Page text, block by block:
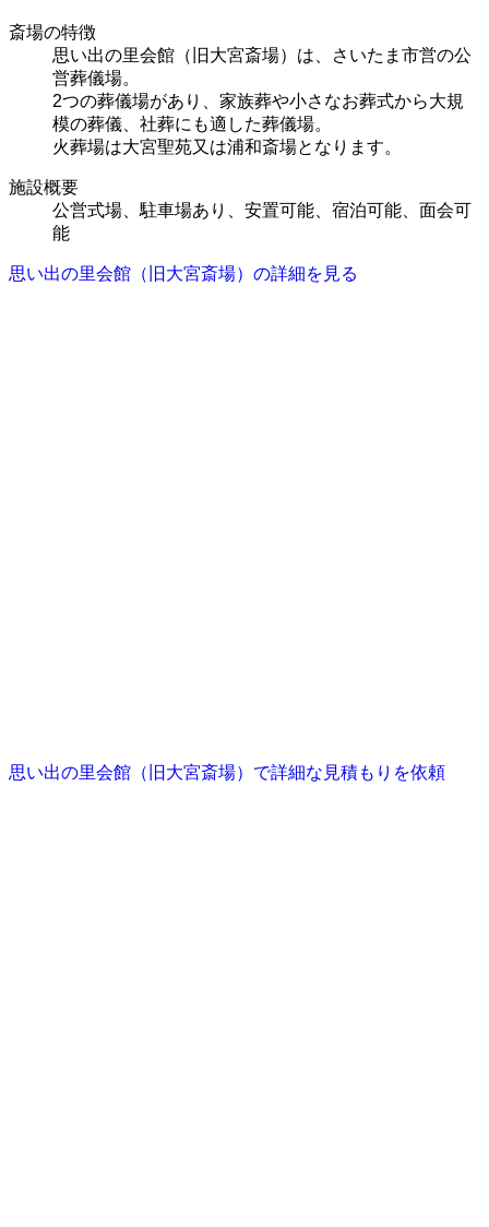
斎場の特徴
思い出の里会館（旧大宮斎場）は、さいたま市営の公
営葬儀場。
2つの葬儀場があり、家族葬や小さなお葬式から大規
模の葬儀、社葬にも適した葬儀場。
火葬場は大宮聖苑又は浦和斎場となります。
施設概要
公営式場、駐車場あり、安置可能、宿泊可能、面会可
能
思い出の里会館（旧大宮斎場）の詳細を見る
思い出の里会館（旧大宮斎場）で詳細な見積もりを依頼